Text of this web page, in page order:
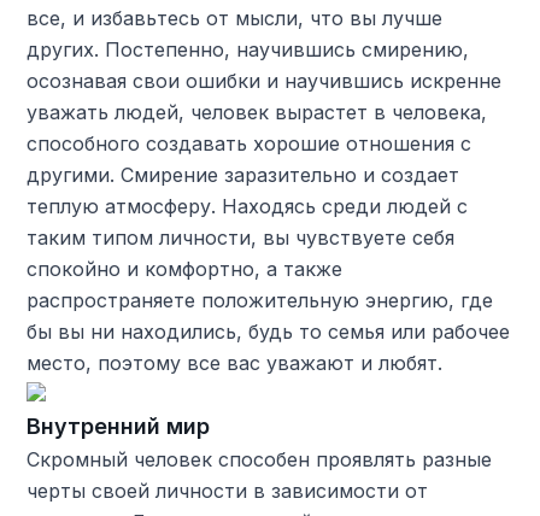
все, и избавьтесь от мысли, что вы лучше
других. Постепенно, научившись смирению,
осознавая свои ошибки и научившись искренне
уважать людей, человек вырастет в человека,
способного создавать хорошие отношения с
другими. Смирение заразительно и создает
теплую атмосферу. Находясь среди людей с
таким типом личности, вы чувствуете себя
спокойно и комфортно, а также
распространяете положительную энергию, где
бы вы ни находились, будь то семья или рабочее
место, поэтому все вас уважают и любят.
Внутренний мир
Скромный человек способен проявлять разные
черты своей личности в зависимости от